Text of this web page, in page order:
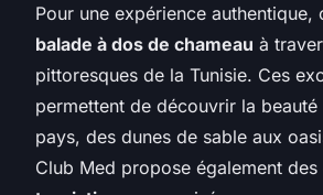
Pour une expérience authentique,
balade à dos de chameau à
pittoresques de la Tunisie. Ces
permettent de découvrir la beauté
pays, des dunes de sable aux
Club Med propose également des